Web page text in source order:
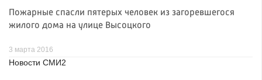
Пожарные спасли пятерых человек из загоревшегося
жилого дома на улице Высоцкого
3 марта 2016
Новости СМИ2